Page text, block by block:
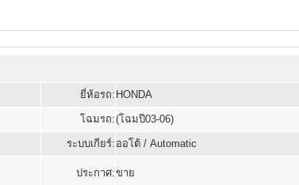
ยี่ห้อรถ: HONDA
โฉมรถ:(โฉมปี03-06)
ระบบเกียร์: ออโต้ / Automatic
ประกาศ:ขาย